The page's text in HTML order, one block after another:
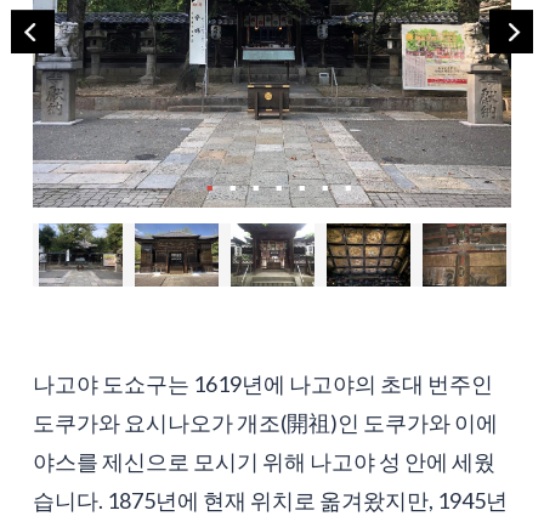
나고야 도쇼구는 1619년에 나고야의 초대 번주인
도쿠가와 요시나오가 개조(開祖)인 도쿠가와 이에
야스를 제신으로 모시기 위해 나고야 성 안에 세웠
습니다. 1875년에 현재 위치로 옮겨왔지만, 1945년